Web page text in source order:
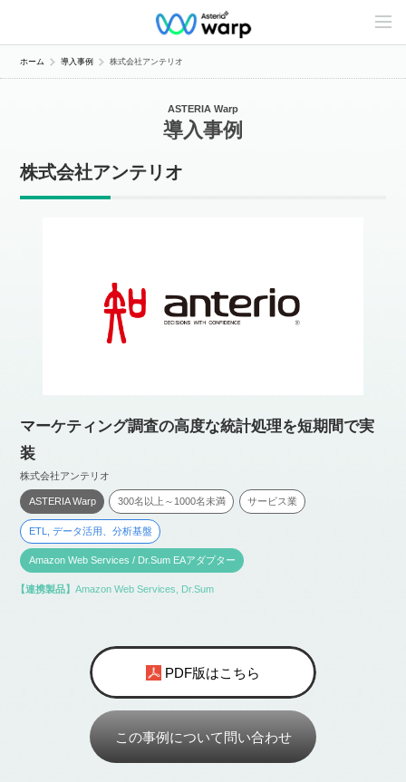
C
n
e
ホーム 導入事例 株式会社アンテリオ
ASTERIA Warp
導入事例
株式会社アンテリオ
マーケティング調査の高度な統計処理を短期間で実
装
株式会社アンテリオ
ASTERIA Warp 300名以上～1000名未満 サービス業
ETL データ活用、分析基盤
Amazon Web Services / Dr.Sum EAアダプター
【連携製品】 Amazon Web Services Dr.Sum
PDF版はこちら
この事例について問い合わせ